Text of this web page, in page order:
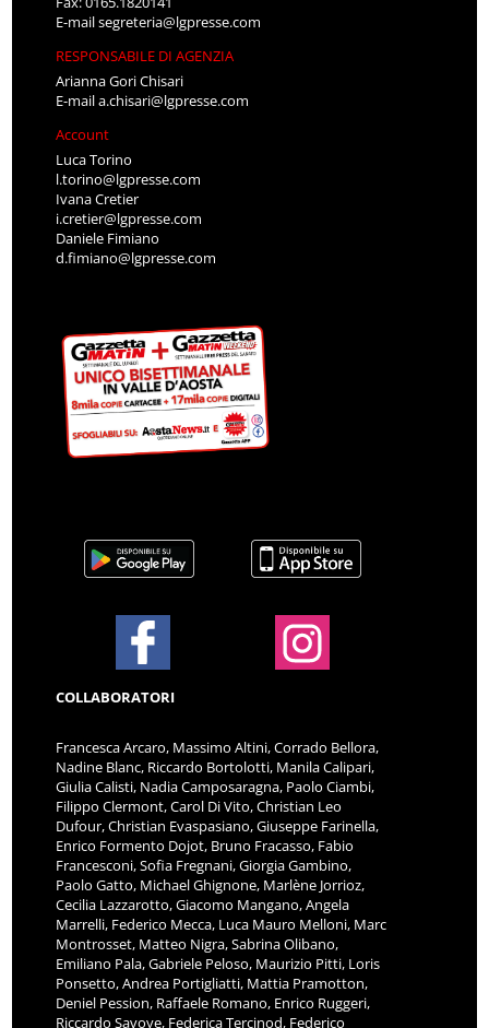
E-mailsegreteria@lgpresse.com
RESPONSABILE DI AGENZIA
Arianna Gori Chisari
E-maila.chisari@lgpresse.com
Account
Luca Torino
l.torino@lgpresse.com
Ivana Cretier
i.cretier@lgpresse.com
Daniele Fimiano
d.fimiano@lgpresse.com
COLLABORATORI
Francesca Arcaro, Massimo Altini, Corrado Bellora,
Nadine Blanc, Riccardo Bortolotti, Manila Calipari,
Giulia Calisti, Nadia Camposaragna, Paolo Ciambi,
Filippo Clermont, Carol Di Vito, Christian Leo
Dufour, Christian Evaspasiano, Giuseppe Farinella,
Enrico Formento Dojot, Bruno Fracasso, Fabio
Francesconi, Sofia Fregnani, Giorgia Gambino,
Paolo Gatto, Michael Ghignone, Marlène Jorrioz,
Cecilia Lazzarotto, Giacomo Mangano, Angela
Marrelli, Federico Mecca, Luca Mauro Melloni, Marc
Montrosset, Matteo Nigra, Sabrina Olibano,
Emiliano Pala, Gabriele Peloso, Maurizio Pitti, Loris
Ponsetto, Andrea Portigliatti, Mattia Pramotton,
Deniel Pession, Raffaele Romano, Enrico Ruggeri,
Riccardo Savoye, Federica Tercinod, Federico